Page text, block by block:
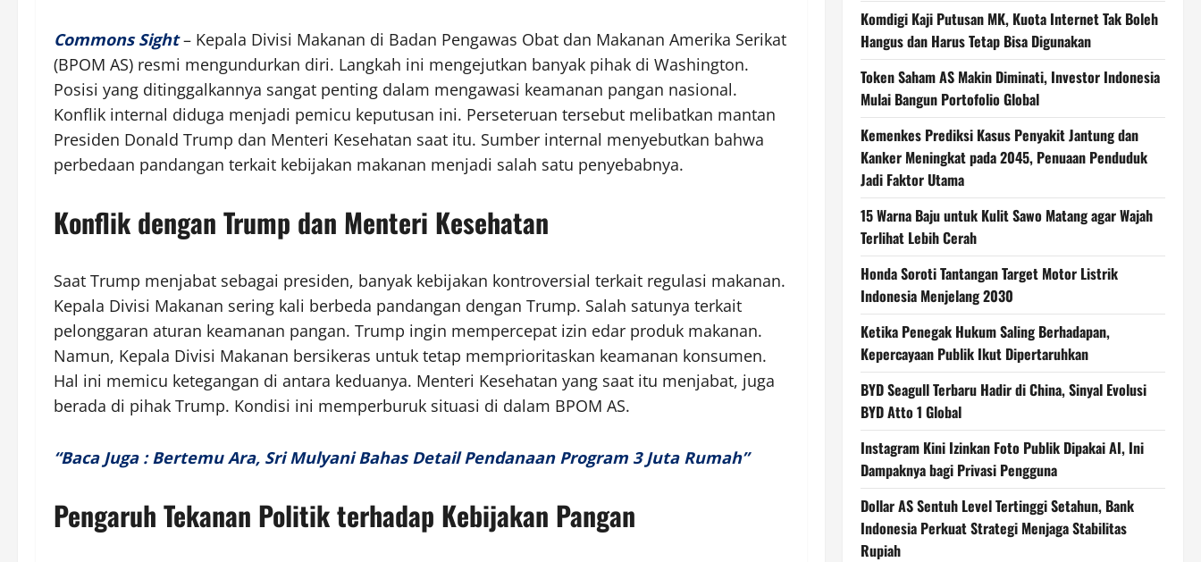
Commons Sight– Kepala Divisi Makanan di Badan Pengawas Obat dan Makanan Amerika Serikat
(BPOM AS) resmi mengundurkan diri. Langkah ini mengejutkan banyak pihak di Washington.
Posisi yang ditinggalkannya sangat penting dalam mengawasi keamanan pangan nasional.
Konflik internal diduga menjadi pemicu keputusan ini. Perseteruan tersebut melibatkan mantan
Presiden Donald Trump dan Menteri Kesehatan saat itu. Sumber internal menyebutkan bahwa
perbedaan pandangan terkait kebijakan makanan menjadi salah satu penyebabnya.
Konflik dengan Trump dan Menteri Kesehatan
Saat Trump menjabat sebagai presiden, banyak kebijakan kontroversial terkait regulasi makanan.
Kepala Divisi Makanan sering kali berbeda pandangan dengan Trump. Salah satunya terkait
pelonggaran aturan keamanan pangan. Trump ingin mempercepat izin edar produk makanan.
Namun, Kepala Divisi Makanan bersikeras untuk tetap memprioritaskan keamanan konsumen.
Hal ini memicu ketegangan di antara keduanya. Menteri Kesehatan yang saat itu menjabat, juga
berada di pihak Trump. Kondisi ini memperburuk situasi di dalam BPOM AS.
“Baca Juga : Bertemu Ara, Sri Mulyani Bahas Detail Pendanaan Program 3 Juta Rumah”
Pengaruh Tekanan Politik terhadap Kebijakan Pangan
Komdigi Kaji Putusan MK, Kuota Internet Tak Boleh
Hangus dan Harus Tetap Bisa Digunakan
Token Saham AS Makin Diminati, Investor Indonesia
Mulai Bangun Portofolio Global
Kemenkes Prediksi Kasus Penyakit Jantung dan
Kanker Meningkat pada 2045, Penuaan Penduduk
Jadi Faktor Utama
15 Warna Baju untuk Kulit Sawo Matang agar Wajah
Terlihat Lebih Cerah
Honda Soroti Tantangan Target Motor Listrik
Indonesia Menjelang 2030
Ketika Penegak Hukum Saling Berhadapan,
Kepercayaan Publik Ikut Dipertaruhkan
BYD Seagull Terbaru Hadir di China, Sinyal Evolusi
BYD Atto 1 Global
Instagram Kini Izinkan Foto Publik Dipakai AI, Ini
Dampaknya bagi Privasi Pengguna
Dollar AS Sentuh Level Tertinggi Setahun, Bank
Indonesia Perkuat Strategi Menjaga Stabilitas
Rupiah